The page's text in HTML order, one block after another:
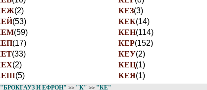
(2) КЕЗ(3)
(53) КЕК(14)
(59) КЕН(114)
(17) КЕР(152)
(33) КЕУ(2)
(2) КЕЦ(1)
(5) КЕЯ(1)
"БРОКГАУЗ И ЕФРОН" >> "К" >> "КЕ"